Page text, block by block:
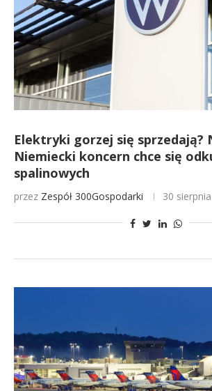
Elektryki gorzej się sprzedają?
Niemiecki koncern chce się
spalinowych
przez Zespół 300Gospodarki 30